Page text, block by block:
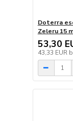
Doterra
Zeleru 15
53,30
43,33 EUR